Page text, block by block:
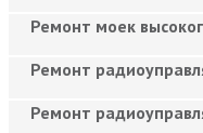
Ремонт моек
Ремонт
Ремонт